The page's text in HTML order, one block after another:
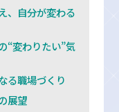
、自分が変わる
“変わりたい”気
る職場づくり
展望